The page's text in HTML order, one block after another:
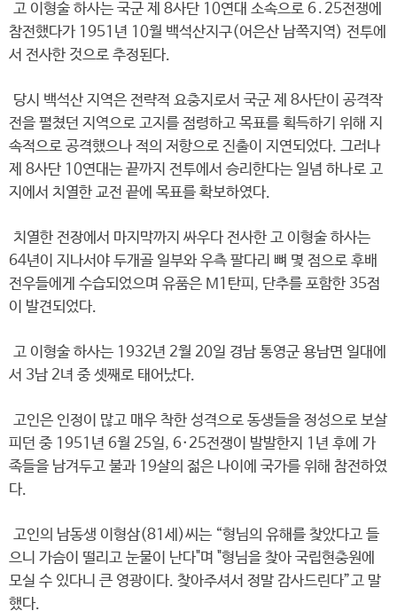
고 이형술 하사는 국군 제 8사단 10연대 소속으로 6․25전쟁에
참전했다가 1951년 10월 백석산지구(어은산 남쪽지역) 전투에
서 전사한 것으로 추정된다.
당시 백석산 지역은 전략적 요충지로서 국군 제 8사단이 공격작
전을 펼쳤던 지역으로 고지를 점령하고 목표를 획득하기 위해 지
속적으로 공격했으나 적의 저항으로 진출이 지연되었다. 그러나
제 8사단 10연대는 끝까지 전투에서 승리한다는 일념 하나로 고
지에서 치열한 교전 끝에 목표를 확보하였다.
치열한 전장에서 마지막까지 싸우다 전사한 고 이형술 하사는
64년이 지나서야 두개골 일부와 우측 팔다리 뼈 몇 점으로 후배
전우들에게 수습되었으며 유품은 M1탄피, 단추를 포함한 35점
이 발견되었다.
고 이형술 하사는 1932년 2월 20일 경남 통영군 용남면 일대에
서 3남 2녀 중 셋째로 태어났다.
고인은 인정이 많고 매우 착한 성격으로 동생들을 정성으로 보살
피던 중 1951년 6월 25일, 6·25전쟁이 발발한지 1년 후에 가
족들을 남겨두고 불과 19살의 젊은 나이에 국가를 위해 참전하였
다.
고인의 남동생 이형삼(81세)씨는 “형님의 유해를 찾았다고 들
으니 가슴이 떨리고 눈물이 난다"며 "형님을 찾아 국립현충원에
모실 수 있다니 큰 영광이다. 찾아주셔서 정말 감사드린다”고 말
했다.